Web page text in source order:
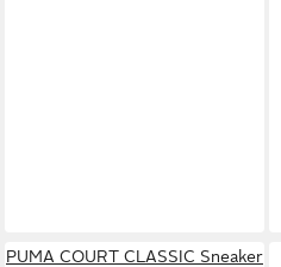
PUMA COURT CLASSIC Sneaker